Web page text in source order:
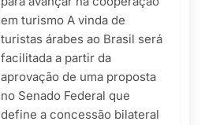
em turismo A vinda de
turistas árabes ao Brasil será
facilitada a partir da
aprovação de uma proposta
no Senado Federal que
define a concessão bilateral